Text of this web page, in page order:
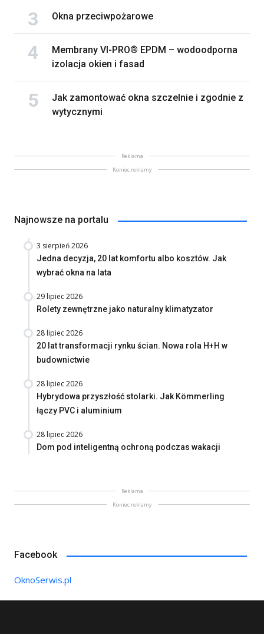
Okna przeciwpożarowe
Membrany VI-PRO® EPDM – wodoodporna
izolacja okien i fasad
Jak zamontować okna szczelnie i zgodnie z
wytycznymi
Reklama
Koniec reklamy
Najnowsze na portalu
3 sierpień 2026
Jedna decyzja, 20 lat komfortu albo kosztów. Jak
wybrać okna na lata
29 lipiec 2026
Rolety zewnętrzne jako naturalny klimatyzator
28 lipiec 2026
20 lat transformacji rynku ścian. Nowa rola H+H w
budownictwie
28 lipiec 2026
Hybrydowa przyszłość stolarki. Jak Kömmerling
łączy PVC i aluminium
28 lipiec 2026
Dom pod inteligentną ochroną podczas wakacji
Reklama
Koniec reklamy
Facebook
OknoSerwis.pl